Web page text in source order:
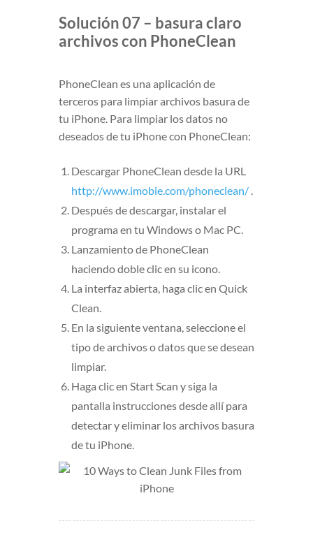
Solución 07 – basura claro
archivos con PhoneClean
PhoneClean es una aplicación de
terceros para limpiar archivos basura de
tu iPhone. Para limpiar los datos no
deseados de tu iPhone con PhoneClean:
Descargar PhoneClean desde la URL
http://www.imobie.com/phoneclean/ .
Después de descargar, instalar el
programa en tu Windows o Mac PC.
Lanzamiento de PhoneClean
haciendo doble clic en su icono.
La interfaz abierta, haga clic en Quick
Clean.
En la siguiente ventana, seleccione el
tipo de archivos o datos que se desean
limpiar.
Haga clic en Start Scan y siga la
pantalla instrucciones desde allí para
detectar y eliminar los archivos basura
de tu iPhone.